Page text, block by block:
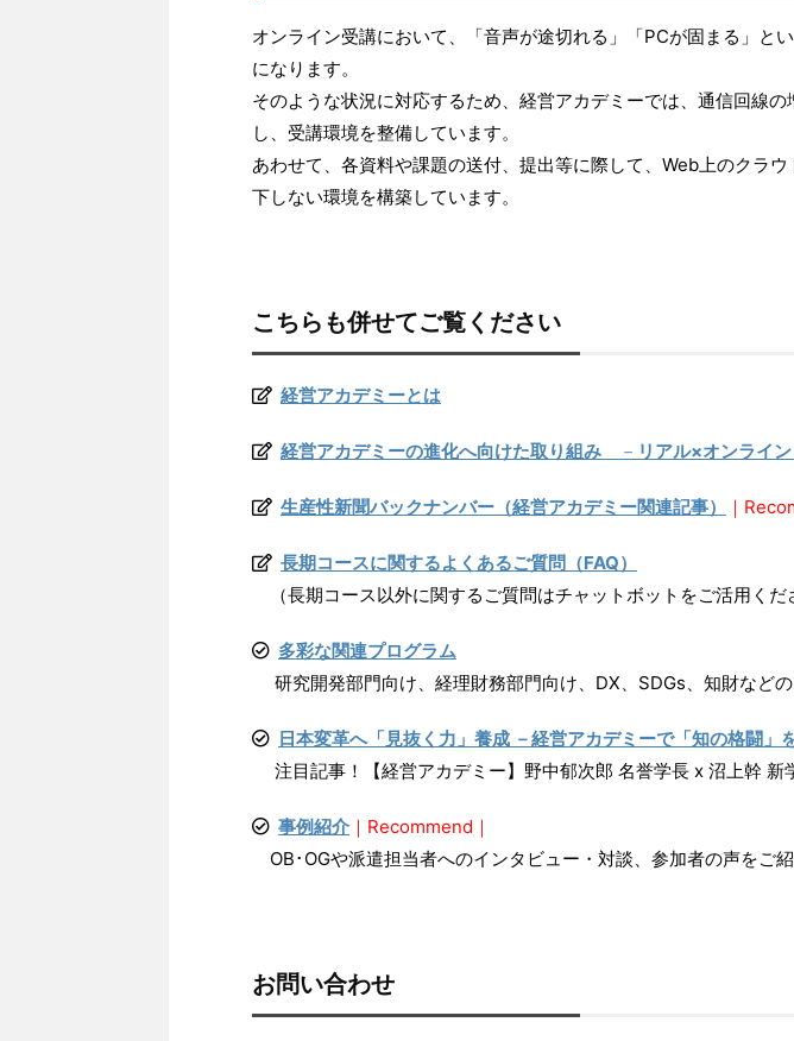
オンライン受講において、「音声が途切れる」「PCが固まる」と
になります。
そのような状況に対応するため、経営アカデミーでは、通信回線
し、受講環境を整備しています。
あわせて、各資料や課題の送付、提出等に際して、Web上のクラ
下しない環境を構築しています。
こちらも併せてご覧ください
経営アカデミーとは
経営アカデミーの進化へ向けた取り組み － リアル×オンライン
生産性新聞バックナンバー（経営アカデミー関連記事） ｜
長期コースに関するよくあるご質問（FAQ）
（長期コース以外に関するご質問はチャットボットをご活用くだ
多彩な関連プログラム
研究開発部門向け、経理財務部門向け、DX、SDGs、知財など
日本変革へ「見抜く力」養成 －経営アカデミーで「知の格闘」
注目記事！【経営アカデミー】野中郁次郎 名誉学長 x 沼上幹
事例紹介 ｜Recommend｜
OB･OGや派遣担当者へのインタビュー・対談、参加者の声をご
お問い合わせ